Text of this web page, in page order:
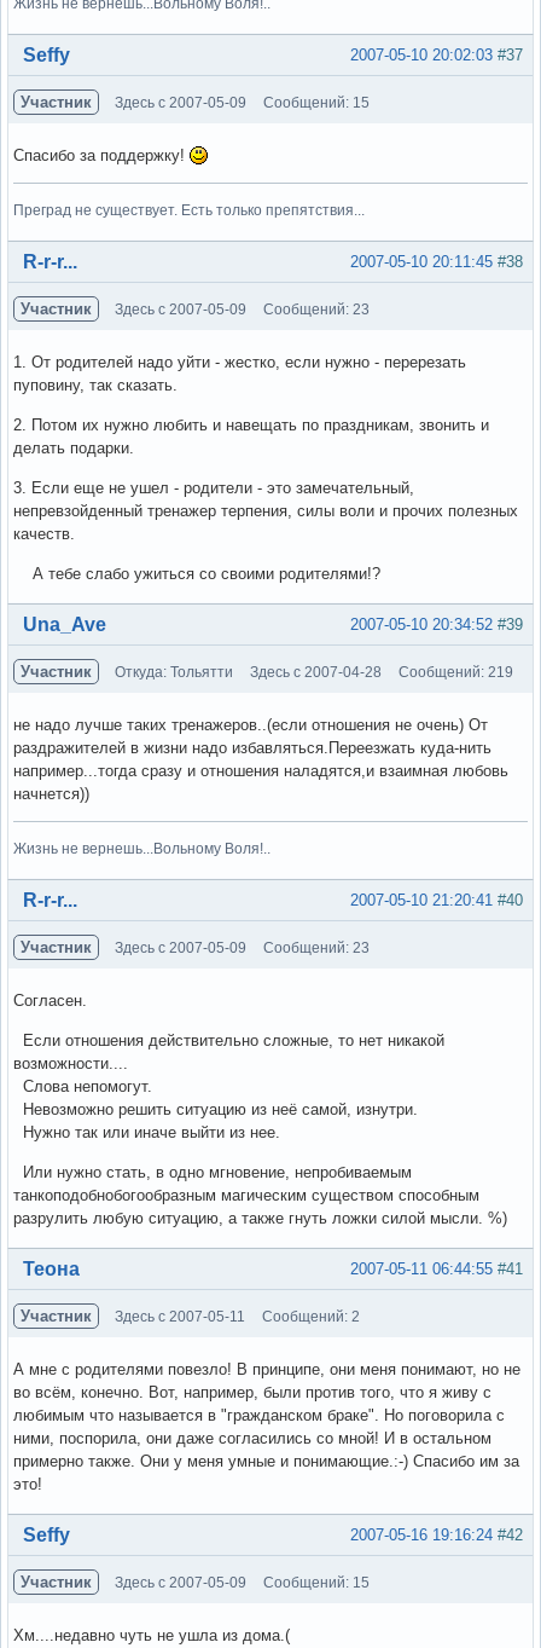
Жизнь не вернешь...Вольному Воля!..
Вне форума #37
2007-05-10 20:02:03
Seffy
Участник Здесь с 2007-05-09 Сообщений: 15
Спасибо за поддержку!
Преград не существует. Есть только препятствия...
Вне форума #38
2007-05-10 20:11:45
R-r-r...
Участник Здесь с 2007-05-09 Сообщений: 23
1. От родителей надо уйти - жестко, если нужно - перерезать
пуповину, так сказать.
2. Потом их нужно любить и навещать по праздникам, звонить и
делать подарки.
3. Если еще не ушел - родители - это замечательный,
непревзойденный тренажер терпения, силы воли и прочих полезных
качеств.
А тебе слабо ужиться со своими родителями!?
Вне форума #39
2007-05-10 20:34:52
Una_Ave
Участник Откуда: Тольятти Здесь с 2007-04-28 Сообщений: 219
не надо лучше таких тренажеров..(если отношения не очень) От
раздражителей в жизни надо избавляться.Переезжать куда-нить
например...тогда сразу и отношения наладятся,и взаимная любовь
начнется))
Жизнь не вернешь...Вольному Воля!..
Вне форума #40
2007-05-10 21:20:41
R-r-r...
Участник Здесь с 2007-05-09 Сообщений: 23
Согласен.
Если отношения действительно сложные, то нет никакой
возможности....
Слова непомогут.
Невозможно решить ситуацию из неё самой, изнутри.
Нужно так или иначе выйти из нее.
Или нужно стать, в одно мгновение, непробиваемым
танкоподобнобогообразным магическим существом способным
разрулить любую ситуацию, а также гнуть ложки силой мысли. %)
Вне форума #41
2007-05-11 06:44:55
Теона
Участник Здесь с 2007-05-11 Сообщений: 2
А мне с родителями повезло! В принципе, они меня понимают, но не
во всём, конечно. Вот, например, были против того, что я живу с
любимым что называется в "гражданском браке". Но поговорила с
ними, поспорила, они даже согласились со мной! И в остальном
примерно также. Они у меня умные и понимающие.:-) Спасибо им за
это!
Вне форума #42
2007-05-16 19:16:24
Seffy
Участник Здесь с 2007-05-09 Сообщений: 15
Хм....недавно чуть не ушла из дома.(